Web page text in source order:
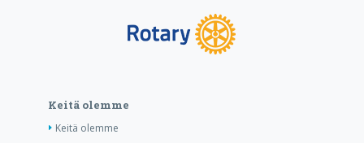
Keitä olemme
Keitä olemme